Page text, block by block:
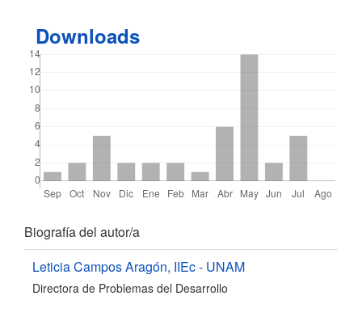
del
artículo
Downloads
Detalles
del
artículo
Biografía del autor/a
Leticia Campos Aragón, IIEc - UNAM
Directora de Problemas del Desarrollo